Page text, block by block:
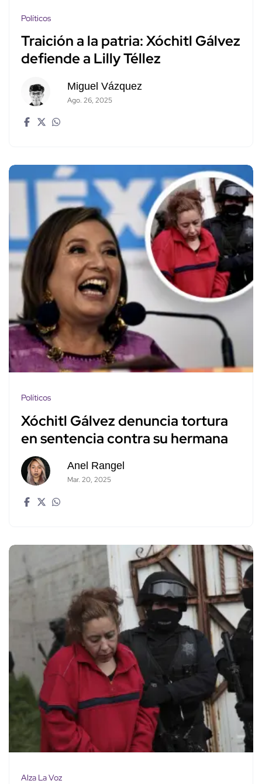
Políticos
Traición a la patria: Xóchitl Gálvez
defiende a Lilly Téllez
Miguel Vázquez
Ago. 26, 2025
Políticos
Xóchitl Gálvez denuncia tortura
en sentencia contra su hermana
Anel Rangel
Mar. 20, 2025
Alza La Voz